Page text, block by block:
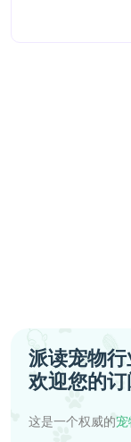
派读宠物
欢迎您的订
这是一个权威的宠